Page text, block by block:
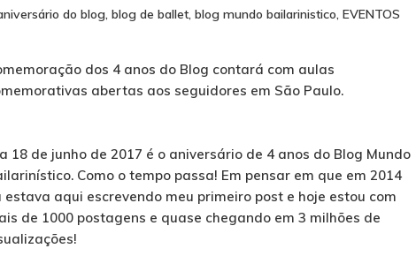
do blog, blog de ballet, blog mundo bailarinistico, EVENTOS
dos 4 anos do Blog contará com aulas
abertas aos seguidores em São Paulo.
18 de junho de 2017 é o aniversário de 4 anos do Blog Mundo
Como o tempo passa! Em pensar em que em 2014
estava aqui escrevendo meu primeiro post e hoje estou com
de 1000 postagens e quase chegando em 3 milhões de